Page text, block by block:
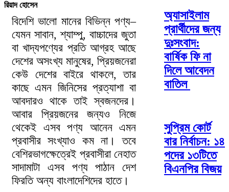
রিয়াদ হোসেন
বিদেশি ভালো মানের বিভিন্ন পণ্য–
যেমন সাবান, শ্যাম্পু, বাচ্চাদের জুতা
বা খাদ্যপণ্যের প্রতি আগ্রহ আছে
দেশের অসংখ্য মানুষের, প্রিয়জনেরা
কেউ দেশের বাইরে থাকলে, তার
কাছে এমন জিনিসের প্রত্যাশা বা
আবদারও থাকে তাই স্বজনদের।
আবার প্রিয়জনের জন্যও নিজে
থেকেই এসব পণ্য আনেন এমন
প্রবাসীর সংখ্যাও কম না। তবে
বেশিরভাগক্ষেত্রেই প্রবাসীরা নেহাত
সাদামাটা এসব পণ্য পাঠান দেশ
ফিরতি অন্য বাংলাদেশিদের হাতে।
অ্যাসাইলাম
প্রার্থীদের জন্য
দুঃসংবাদ:
বার্ষিক ফি না
দিলে আবেদন
বাতিল
সুপ্রিম কোর্ট
বার নির্বাচন: ১৪
পদের ১৩টিতে
বিএনপির বিজয়